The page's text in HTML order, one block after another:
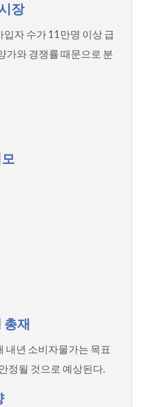
장
자 수가 11만명 이상 급
가와 경쟁률 때문으로 분
총재
내년 소비자물가는 목표
정될 것으로 예상된다.